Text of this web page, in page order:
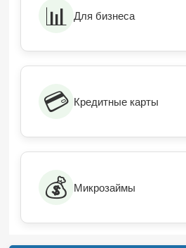
📊 Для бизнеса
💳 Кредитные карты
💰 Микрозаймы